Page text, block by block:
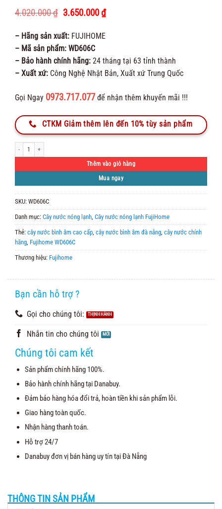
4.020.000₫ Giá
là:
4.020.000 ₫.
3.650.000₫Giá
tại
là:
– Hãng sản xuất: FUJIHOME
– Mã sản phẩm: WD606C
– Bảo hành chính hãng: 24 tháng tại 63 tỉnh thành
– Xuất xứ: Công Nghệ Nhật Bản, Xuất xứ Trung Quốc
Gọi Ngay 0973.717.077 để nhận thêm khuyến mãi !!!
CTKM Giảm thêm lên đến 10% tùy sản phẩm
Cây Nước Nóng Lạnh Fujihome WD606C Bình Âm Cao Cấp số lượng
Thêm vào giỏ hàng
Mua ngay
SKU: WD606C
Danh mục: Cây nước nóng lạnh, Cây nước nóng lạnh FujiHome
Thẻ: cây nước bình âm cao cấp, cây nước bình âm đà nẵng, cây nước chính
hãng, Fujihome WD606C
Thương hiệu: Fujihome
Bạn cần hỗ trợ ?
Gọi cho chúng tôi:
Nhắn tin cho chúng tôi
Chúng tôi cam kết
Sản phẩm chính hãng 100%.
Bảo hành chính hãng tại Danabuy.
Đảm bảo hàng hóa đổi trả, hoàn tiền khi sản phẩm lỗi.
Giao hàng toàn quốc.
Nhận hàng thanh toán.
Hỗ trợ 24/7
Danabuy đơn vị bán hàng uy tín tại Đà Nẵng
THÔNG TIN SẢN PHẨM